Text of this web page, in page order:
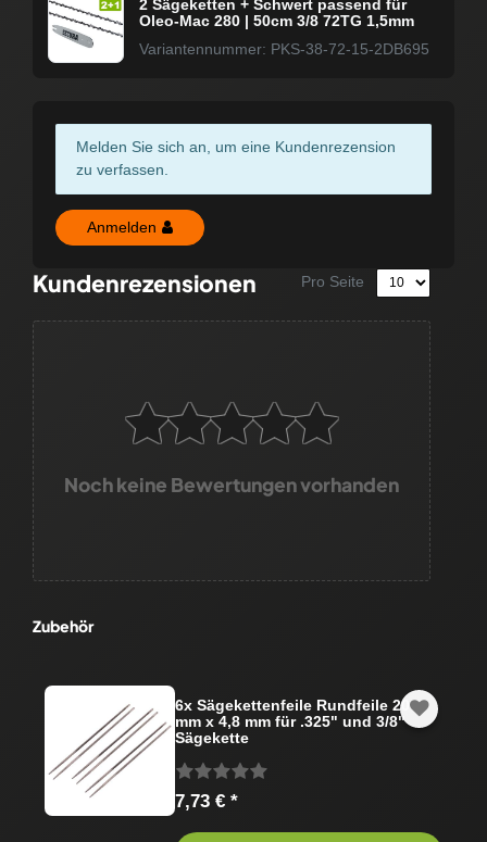
2 Sägeketten + Schwert passend für
Oleo-Mac 280 | 50cm 3/8 72TG 1,5mm
Variantennummer: PKS-38-72-15-2DB695
Melden Sie sich an, um eine Kundenrezension
zu verfassen.
Anmelden
Kundenrezensionen Pro Seite
Noch keine Bewertungen vorhanden
Zubehör
6x Sägekettenfeile Rundfeile 200
mm x 4,8 mm für .325" und 3/8"
Sägekette
7,73 € *